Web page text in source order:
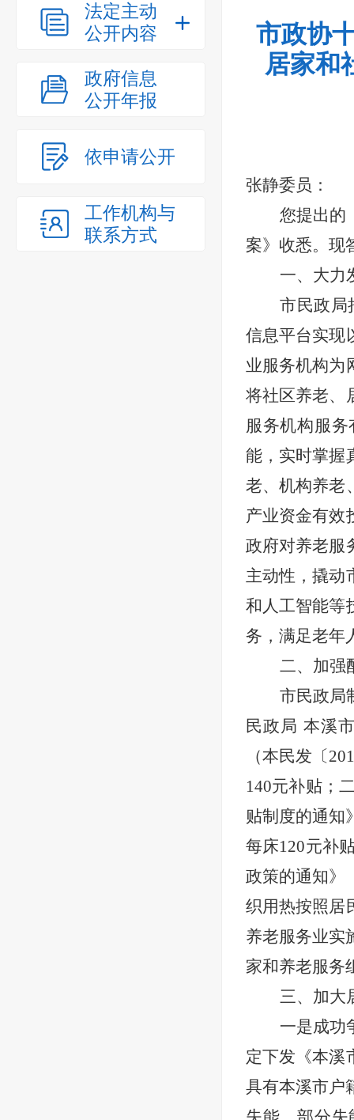
法定主动
公开内容
政府信息
公开年报
依申请公开
工作机构与
联系方式
市政协
居家和
张静委员：
您提出的
案》 收悉。现
一、大力
市民政局
信息平台实现
业服务机构为
将社区养老、
服务机构服
能，实时掌握
老、机构养老
产业资金有效
政府对养老服
主动性，撬动
和人工智能等
务，满足老年
二、加强
市民政局
民政局 本溪
（本民发〔
140元补贴；
贴制度的通知
每床120元补
政策的通知》
织用热按照居
养老服务业实
家和养老服务
三、加大
一是成功
定下发《本溪
具有本溪市户